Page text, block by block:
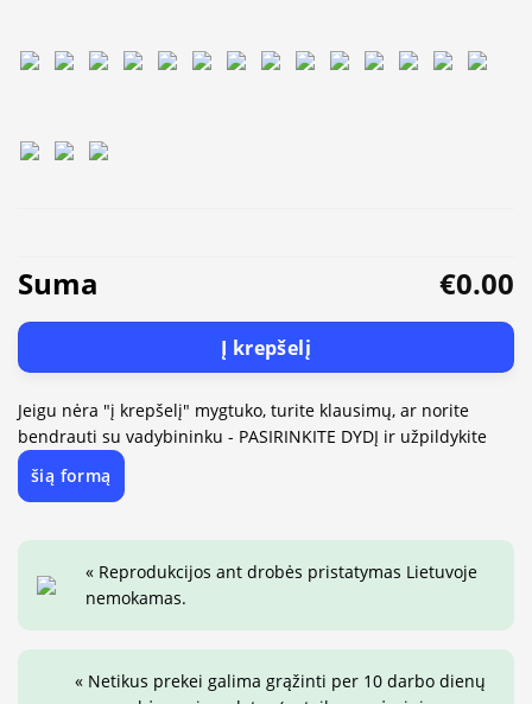
Suma €0.00
Į krepšelį
Jeigu nėra "į krepšelį" mygtuko, turite klausimų, ar norite
bendrauti su vadybininku - PASIRINKITE DYDĮ ir užpildykite
šią formą
« Reprodukcijos ant drobės pristatymas Lietuvoje
nemokamas.
« Netikus prekei galima grąžinti per 10 darbo dienų